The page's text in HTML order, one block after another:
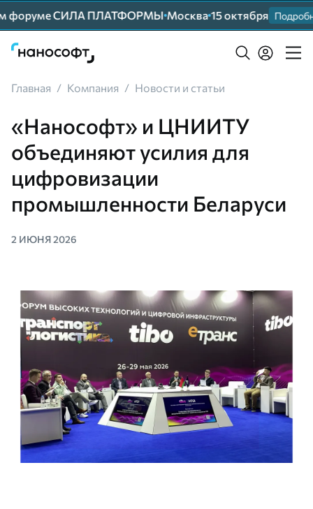
форуме СИЛА ПЛАТФОРМЫ Москва 15 октября Подробнее
Главная / Компания / Новости и статьи
«Нанософт» и ЦНИИТУ
объединяют усилия для
цифровизации
промышленности Беларуси
2 ИЮНЯ 2026